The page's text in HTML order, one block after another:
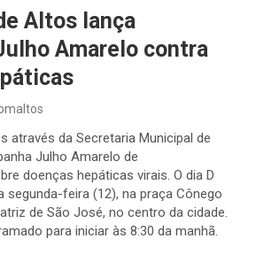
Altos lança
Amarelo contra
através da Secretaria Municipal de
Julho Amarelo de
doenças hepáticas virais. O dia D
segunda-feira (12), na praça Cônego
de São José, no centro da cidade.
para iniciar às 8:30 da manhã.